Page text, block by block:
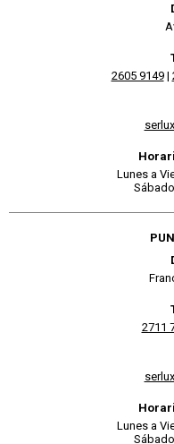
2605 9149|
Lunes a
2711
Lunes a